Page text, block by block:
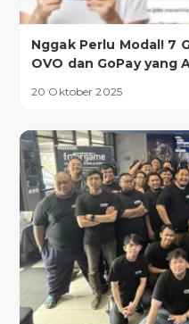
Nggak Perlu Modal! 7
OVO dan GoPay yang
20 Oktober 2025